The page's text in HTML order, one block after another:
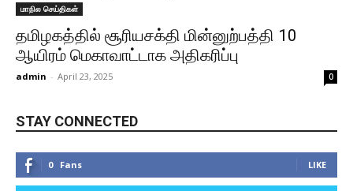
மாநில செய்திகள்
தமிழகத்தில் சூரியசக்தி மின்னுற்பத்தி 10
ஆயிரம் மெகாவாட்டாக அதிகரிப்பு
admin - April 23, 2025 0
STAY CONNECTED
0 Fans LIKE